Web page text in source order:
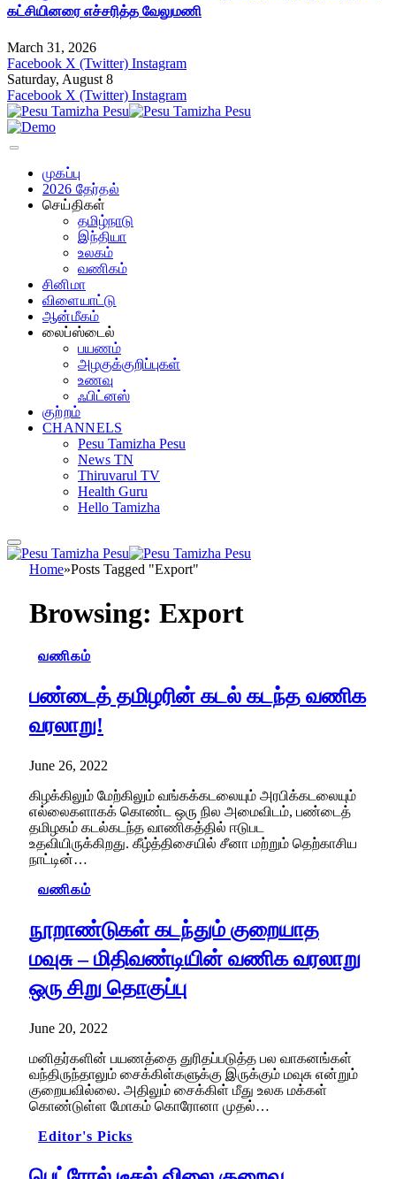
கட்சியினரை எச்சரித்த வேலுமணி
March 31, 2026
Facebook X (Twitter) Instagram
Saturday, August 8
Facebook X (Twitter) Instagram
முகப்பு
2026 தேர்தல்
செய்திகள்
தமிழ்நாடு
இந்தியா
உலகம்
வணிகம்
சினிமா
விளையாட்டு
ஆன்மீகம்
லைப்ஸ்டைல்
பயணம்
அழகுக்குறிப்புகள்
உணவு
ஃபிட்னஸ்
குற்றம்
CHANNELS
Pesu Tamizha Pesu
News TN
Thiruvarul TV
Health Guru
Hello Tamizha
Home»Posts Tagged "Export"
Browsing: Export
வணிகம்
பண்டைத் தமிழரின் கடல் கடந்த வணிக
வரலாறு!
June 26, 2022
கிழக்கிலும் மேற்கிலும் வங்கக்கடலையும் அரபிக்கடலையும்
எல்லைகளாகக் கொண்ட ஒரு நில அமைவிடம், பண்டைத்
தமிழகம் கடல்கடந்த வாணிகத்தில் ஈடுபட
உதவியிருக்கிறது. கீழ்த்திசையில் சீனா மற்றும் தெற்காசிய
நாட்டின்…
வணிகம்
நூறாண்டுகள் கடந்தும் குறையாத
மவுசு – மிதிவண்டியின் வணிக வரலாறு
ஒரு சிறு தொகுப்பு
June 20, 2022
மனிதர்களின் பயணத்தை துரிதப்படுத்த பல வாகனங்கள்
வந்திருந்தாலும் சைக்கிள்களுக்கு இருக்கும் மவுசு என்றும்
குறையவில்லை. அதிலும் சைக்கிள் மீது உலக மக்கள்
கொண்டுள்ள மோகம் கொரோனா முதல்…
Editor's Picks